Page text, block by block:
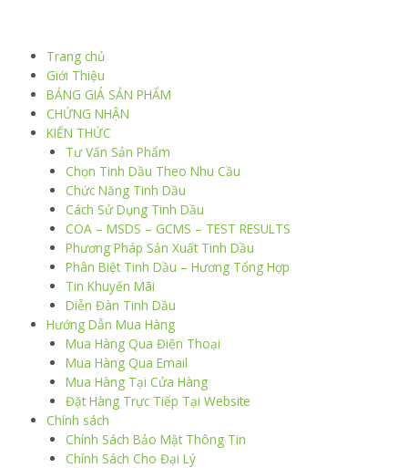
Trang chủ
Giới Thiệu
BẢNG GIÁ SẢN PHẨM
CHỨNG NHẬN
KIẾN THỨC
Tư Vấn Sản Phẩm
Chọn Tinh Dầu Theo Nhu Cầu
Chức Năng Tinh Dầu
Cách Sử Dụng Tinh Dầu
COA – MSDS – GCMS – TEST RESULTS
Phương Pháp Sản Xuất Tinh Dầu
Phân Biệt Tinh Dầu – Hương Tổng Hợp
Tin Khuyến Mãi
Diễn Đàn Tinh Dầu
Hướng Dẫn Mua Hàng
Mua Hàng Qua Điện Thoại
Mua Hàng Qua Email
Mua Hàng Tại Cửa Hàng
Đặt Hàng Trực Tiếp Tại Website
Chính sách
Chính Sách Bảo Mật Thông Tin
Chính Sách Cho Đại Lý